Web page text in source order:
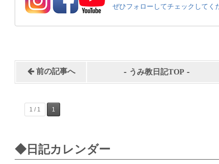
ぜひフォローしてチェックしてく
前の記事へ - うみ教日記TOP -
1 / 1 1
◆日記カレンダー